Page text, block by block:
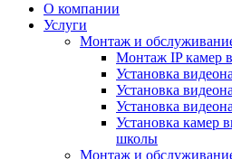
О компании
Услуги
Монтаж и
Монтаж IP камер
Установка
Установка
Установка
Установка камер
школы
Монтаж и